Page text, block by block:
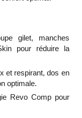
gilet, manches
pour réduire la
et respirant, dos en
optimale.
Revo Comp pour